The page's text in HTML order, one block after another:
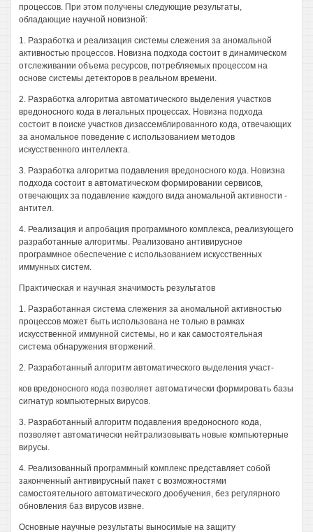
процессов. При этом получены следующие результаты,
обладающие научной новизной:
1. Разработка и реализация системы слежения за аномальной
активностью процессов. Новизна подхода состоит в динамическом
отслеживании объема ресурсов, потребляемых процессом на
основе системы детекторов в реальном времени.
2. Разработка алгоритма автоматического выделения участков
вредоносного кода в легальных процессах. Новизна подхода
состоит в поиске участков дизассемблированного кода, отвечающих
за аномальное поведение с использованием методов
искусственного интеллекта.
3. Разработка алгоритма подавления вредоносного кода. Новизна
подхода состоит в автоматическом формировании сервисов,
отвечающих за подавление каждого вида аномальной активности -
антител.
4. Реализация и апробация программного комплекса, реализующего
разработанные алгоритмы. Реализовано антивирусное
программное обеспечение с использованием искусственных
иммунных систем.
Практическая и научная значимость результатов
1. Разработанная система слежения за аномальной активностью
процессов может быть использована не только в рамках
искусственной иммунной системы, но и как самостоятельная
система обнаружения вторжений.
2. Разработанный алгоритм автоматического выделения участ-
ков вредоносного кода позволяет автоматически формировать базы
сигнатур компьютерных вирусов.
3. Разработанный алгоритм подавления вредоносного кода,
позволяет автоматически нейтрализовывать новые компьютерные
вирусы.
4. Реализованный программный комплекс представляет собой
законченный антивирусный пакет с возможностями
самостоятельного автоматического дообучения, без регулярного
обновления баз вирусов извне.
Основные научные результаты выносимые на защиту